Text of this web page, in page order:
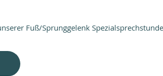
Fuß/Sprunggelenk